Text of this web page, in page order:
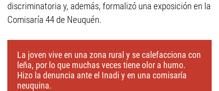
discriminatoria y, además, formalizó una exposición en la
Comisaría 44 de Neuquén.
La joven vive en una zona rural y se calefacciona con
leña, por lo que muchas veces tiene olor a humo.
Hizo la denuncia ante el Inadi y en una comisaría
neuquina.